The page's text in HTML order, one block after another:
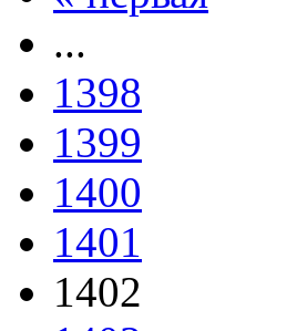
...
1398
1399
1400
1401
1402